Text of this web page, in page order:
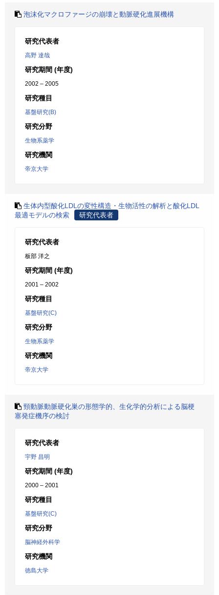
泡沫化マクロファージの崩壊と動脈硬化進展機構
研究代表者
高野 達哉
研究期間 (年度)
2002 – 2005
研究種目
基盤研究(B)
研究分野
生物系薬学
研究機関
帝京大学
生体内型酸化LDLの変性構造・生物活性の解析と酸化LDL
最適モデルの検索
研究代表者
研究代表者
板部 洋之
研究期間 (年度)
2001 – 2002
研究種目
基盤研究(C)
研究分野
生物系薬学
研究機関
帝京大学
頸動脈動脈硬化巣の形態学的、生化学的分析による脳梗
塞発症機序の検討
研究代表者
宇野 昌明
研究期間 (年度)
2000 – 2001
研究種目
基盤研究(C)
研究分野
脳神経外科学
研究機関
徳島大学